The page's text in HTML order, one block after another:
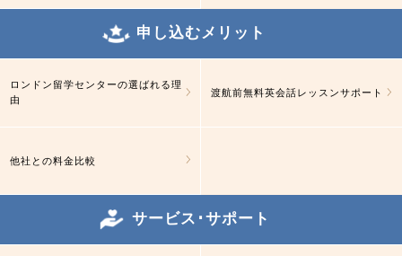
申し込むメリット
ロンドン留学センターの選ばれる理
由
渡航前無料英会話レッスンサポート
他社との料金比較
サービス･サポート